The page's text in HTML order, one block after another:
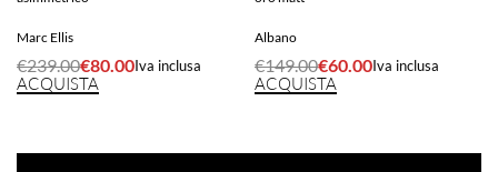
Marc Ellis
€239.00€80.00Iva inclusa
ACQUISTA
Albano
€149.00€60.00Iva inclusa
ACQUISTA